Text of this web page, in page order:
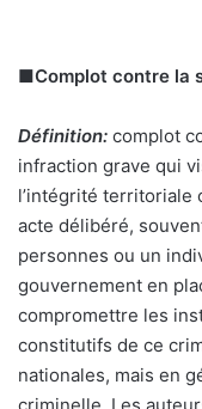
■Complot contre la
Définition: complot
infraction grave qui
l’intégrité territoriale
acte délibéré,
personnes ou un
gouvernement en
compromettre les
constitutifs de ce
nationales, mais en